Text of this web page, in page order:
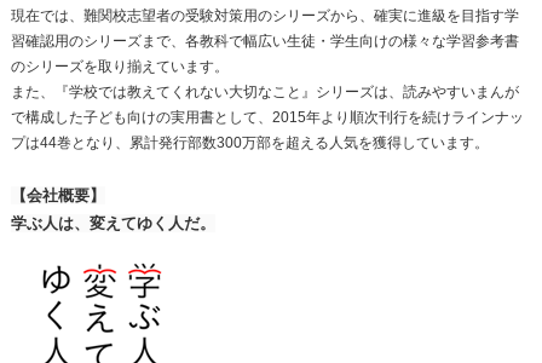
現在では、難関校志望者の受験対策用のシリーズから、確実に進級を目指す学
習確認用のシリーズまで、各教科で幅広い生徒・学生向けの様々な学習参考書
のシリーズを取り揃えています。
また、『学校では教えてくれない大切なこと』シリーズは、読みやすいまんが
で構成した子ども向けの実用書として、2015年より順次刊行を続けラインナッ
プは44巻となり、累計発行部数300万部を超える人気を獲得しています。
【会社概要】
学ぶ人は、変えてゆく人だ。